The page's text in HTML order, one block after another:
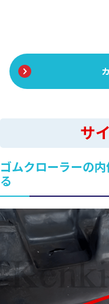
サ
ゴムクローラーの
る